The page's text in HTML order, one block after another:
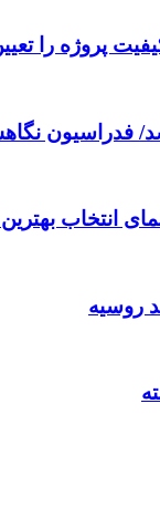
پروژه را
فدراسیون
انتخاب